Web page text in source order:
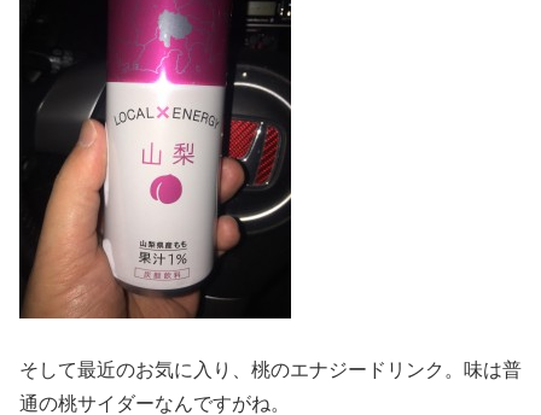
そして最近のお気に入り、桃のエナジードリンク。味は普
通の桃サイダーなんですがね。